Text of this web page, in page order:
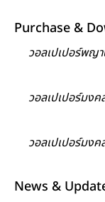
Purchase &
วอลเปเปอร์พญ
วอลเปเปอร์มง
วอลเปเปอร์มง
News &